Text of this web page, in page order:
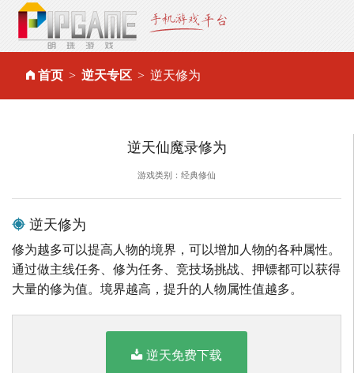
首页 逆天专区 逆天修为
逆天仙魔录修为
游戏类别：经典修仙
逆天修为
修为越多可以提高人物的境界，可以增加人物的各种属性。
通过做主线任务、修为任务、竞技场挑战、押镖都可以获得
大量的修为值。境界越高，提升的人物属性值越多。
逆天免费下载